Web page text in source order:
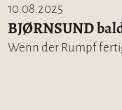
10.08.2025
BJØRNSUND
Wenn der Rumpf